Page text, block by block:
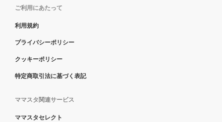
ご利用にあたって
利用規約
プライバシーポリシー
クッキーポリシー
特定商取引法に基づく表記
ママスタ関連サービス
ママスタセレクト